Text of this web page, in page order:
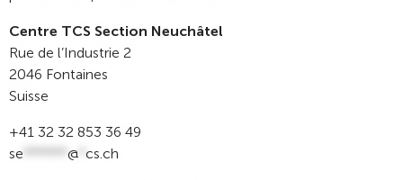
Centre TCS Section Neuchâtel
Rue de l’Industrie 2
2046 Fontaines
Suisse
+41 32 32 853 36 49
se ******* @ cs.ch